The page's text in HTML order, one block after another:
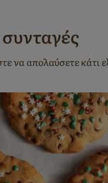
απολαύσετε κάτι